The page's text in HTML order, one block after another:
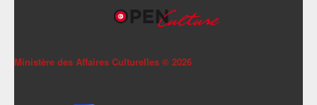
Ministère des Affaires Culturelles © 2026